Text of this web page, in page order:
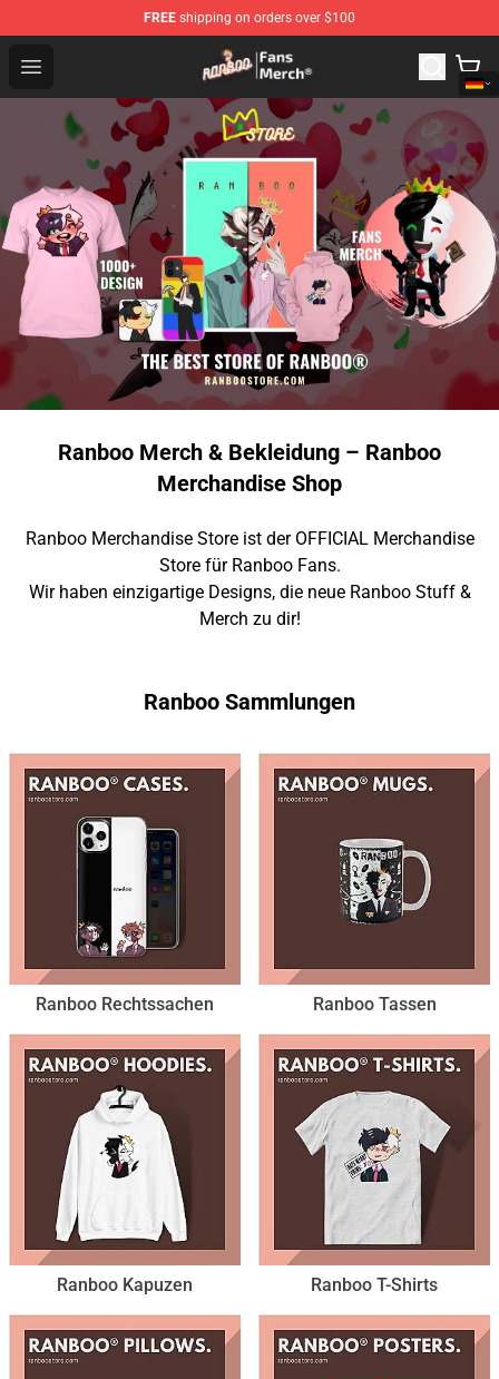
FREE shipping on orders over $100
Open menu
Ranboo Store - Official Ranboo Merchandise Shop
Ranboo Merch & Bekleidung – Ranboo
Merchandise Shop
Ranboo Merchandise Store ist der OFFICIAL Merchandise
Store für Ranboo Fans.
Wir haben einzigartige Designs, die neue Ranboo Stuff &
Merch zu dir!
Ranboo Sammlungen
Ranboo Rechtssachen Ranboo Tassen
Ranboo Kapuzen Ranboo T-Shirts